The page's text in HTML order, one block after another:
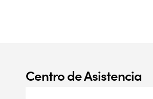
Centro de Asistencia​